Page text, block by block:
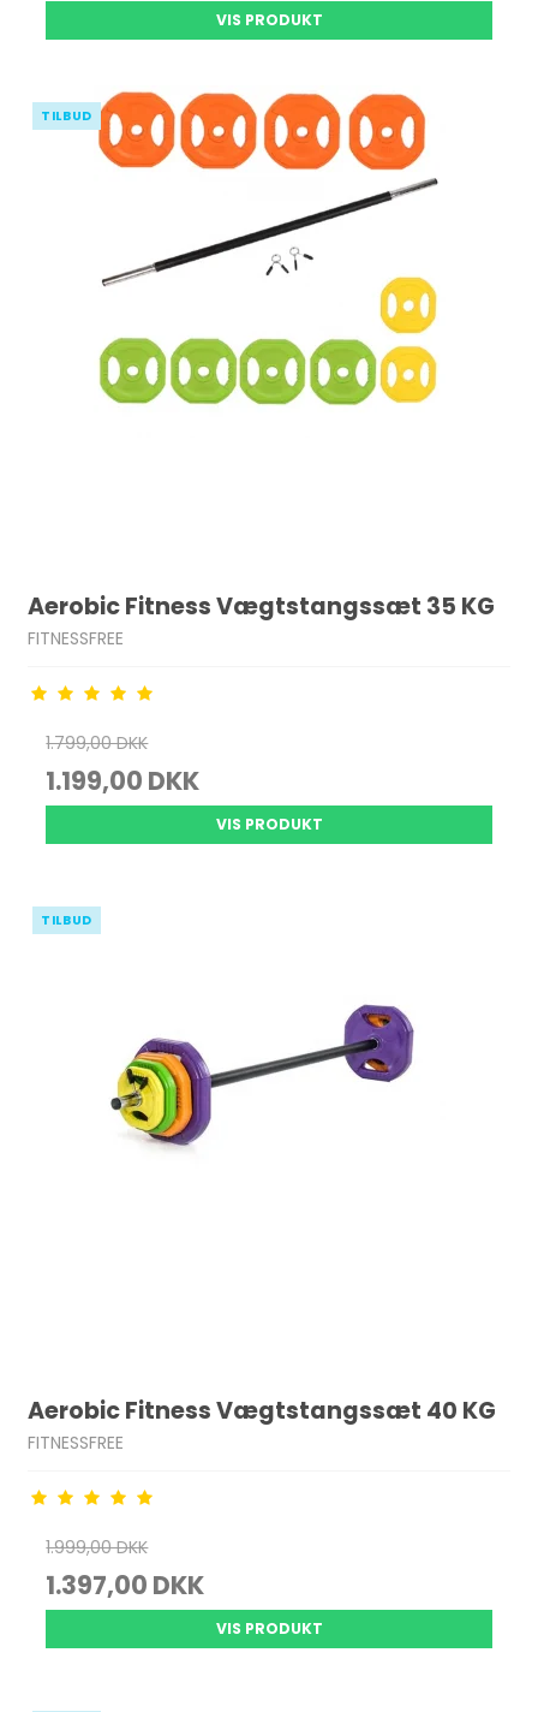
VIS PRODUKT
TILBUD
Aerobic Fitness Vægtstangssæt 35 KG
FITNESSFREE
1.799,00 DKK
1.199,00 DKK
VIS PRODUKT
TILBUD
Aerobic Fitness Vægtstangssæt 40 KG
FITNESSFREE
1.999,00 DKK
1.397,00 DKK
VIS PRODUKT